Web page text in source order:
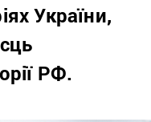
України,
РФ.